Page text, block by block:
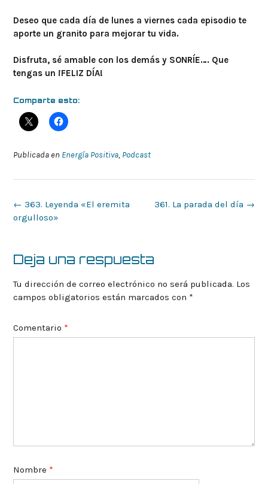
Deseo que cada día de lunes a viernes cada episodio te
aporte un granito para mejorar tu vida.
Disfruta, sé amable con los demás y SONRÍE…. Que
tengas un ¡FELIZ DÍA!
Comparte esto:
Publicada en Energía Positiva, Podcast
Navegación
de
361. La parada del día →
← 363. Leyenda «El eremita
orgulloso»
Deja una respuesta
Tu dirección de correo electrónico no será publicada. Los
campos obligatorios están marcados con *
Comentario *
Nombre *